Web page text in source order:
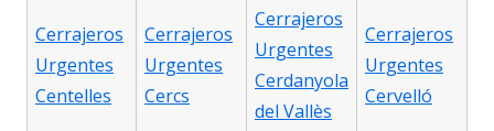
Cerrajeros
Urgentes
Centelles
Cerrajeros
Urgentes
Cercs
Cerrajeros
Urgentes
Cerdanyola
del Vallès
Cerrajeros
Urgentes
Cervelló